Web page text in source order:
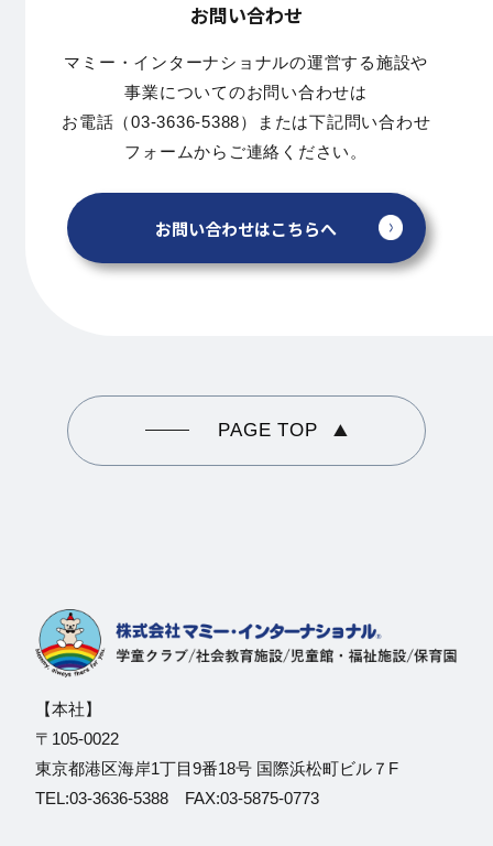
お問い合わせ
マミー・インターナショナルの運営する施設や
事業についてのお問い合わせは
お電話（03-3636-5388）または下記問い合わせ
フォームからご連絡ください。
お問い合わせはこちらへ
PAGE TOP
【本社】
〒105-0022
東京都港区海岸1丁目9番18号 国際浜松町ビル７F
TEL:03-3636-5388 FAX:03-5875-0773